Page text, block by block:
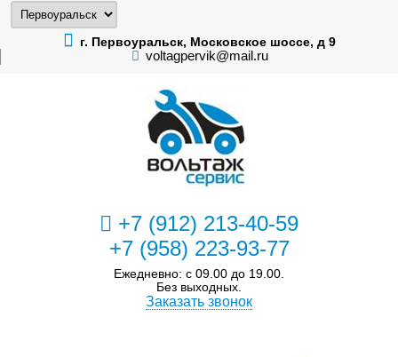
г. Первоуральск, Московское шоссе, д 9
voltagpervik@mail.ru
+7 (912) 213-40-59
+7 (958) 223-93-77
Ежедневно: с 09.00 до 19.00.
Без выходных.
Заказать звонок